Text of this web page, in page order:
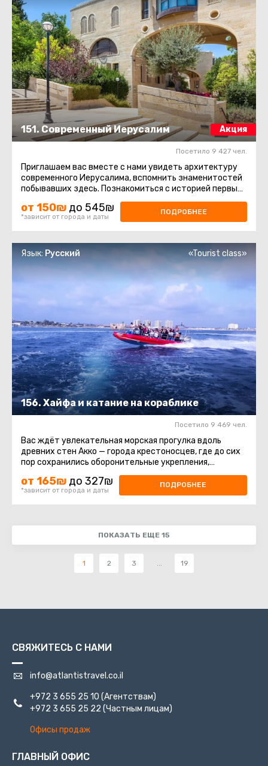
151. Современный Иерусалим Акция
Посетило 9 427 чел.
Приглашаем вас вместе с нами увидеть архитектуру
современного Иерусалима, вспомнить знаменитостей
побывавших здесь. Познакомиться с историей первых
от 150₪ до 545₪
*зависит от города и даты
ПОДРОБНЕЕ
156. Хайфа и катание на кораблике
Язык:Русский «Tourist class»
Посетило 9 469 чел.
Вас ждёт увлекательная морская прогулка вдоль
древних стен Акко — города крестоносцев, где до сих
пор сохранились оборонительные укрепления,
постройки и восточный ...
от 165₪ до 327₪
*зависит от города и даты
ПОДРОБНЕЕ
ПОКАЗАТЬ ЕЩЕ 15
1 2 3 19
СВЯЖИТЕСЬ С НАМИ
info@atlantistravel.co.il
+972 3 655 25 10 (Агентствам)
+972 3 655 25 22 (Частным лицам)
Офисы продаж
ГЛАВНЫЙ ОФИС